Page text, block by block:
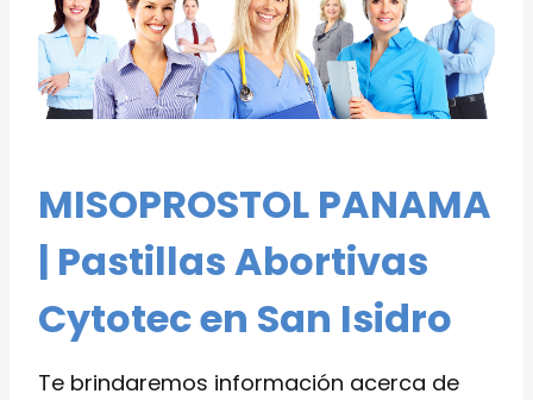
MISOPROSTOL PANAMA
| Pastillas Abortivas
Cytotec en San Isidro
Te brindaremos información acerca de